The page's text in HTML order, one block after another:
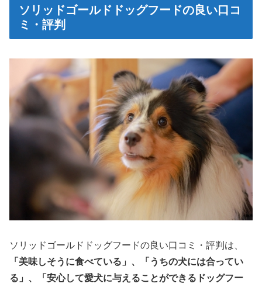
ソリッドゴールドドッグフードの良い口コ
ミ・評判
ソリッドゴールドドッグフードの良い口コミ・評判は、
「美味しそうに食べている」、「うちの犬には合ってい
る」、「安心して愛犬に与えることができるドッグフー